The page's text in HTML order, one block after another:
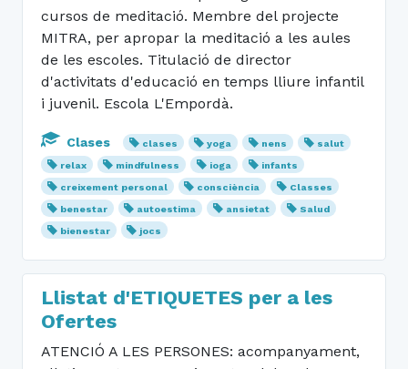
cursos de meditació. Membre del projecte
MITRA, per apropar la meditació a les aules
de les escoles. Titulació de director
d'activitats d'educació en temps lliure infantil
i juvenil. Escola L'Empordà.
Clases clases yoga nens
salut
relax
mindfulness ioga
infants
creixement personal
consciència
Classes
benestar
autoestima ansietat
Salud
bienestar
jocs
Llistat d'ETIQUETES per a les
Ofertes
ATENCIÓ A LES PERSONES: acompanyament,